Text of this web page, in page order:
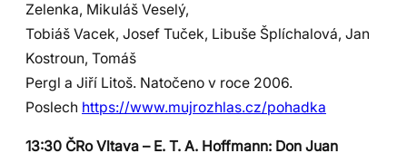
Zelenka, Mikuláš Veselý,
Tobiáš Vacek, Josef Tuček, Libuše Šplíchalová, Jan
Kostroun, Tomáš
Pergl a Jiří Litoš. Natočeno v roce 2006.
Poslech https://www.mujrozhlas.cz/pohadka
13:30 ČRo Vltava – E. T. A. Hoffmann: Don Juan